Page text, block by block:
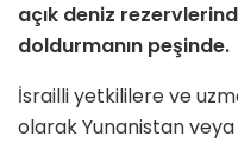
açık deniz
doldurmanın peşinde.
İsrailli yetkililere ve
olarak Yunanistan